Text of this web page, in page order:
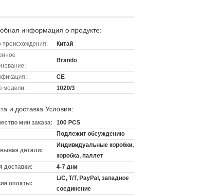
информация о продукте:
происхождения:
Китай
Brando
CE
модели:
1020/3
и доставка Условия:
мин заказа:
100 PCS
Подлежит обсуждению
детали:
Индивидуальные коробки,
коробка, паллет
доставки:
4-7 дни
оплаты:
L/C, T/T, PayPal, западное
соединение